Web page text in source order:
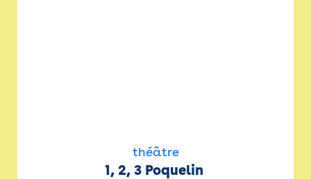
théâtre
1, 2, 3 Poquelin